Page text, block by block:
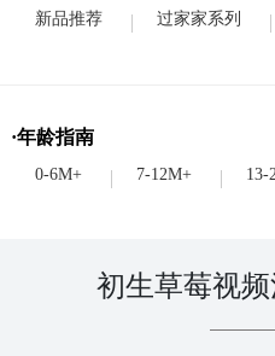
产品中心
业务交流
新品推荐 过家家系列
·年龄指南
0-6M+ 7-12M+ 13-
初生草莓视